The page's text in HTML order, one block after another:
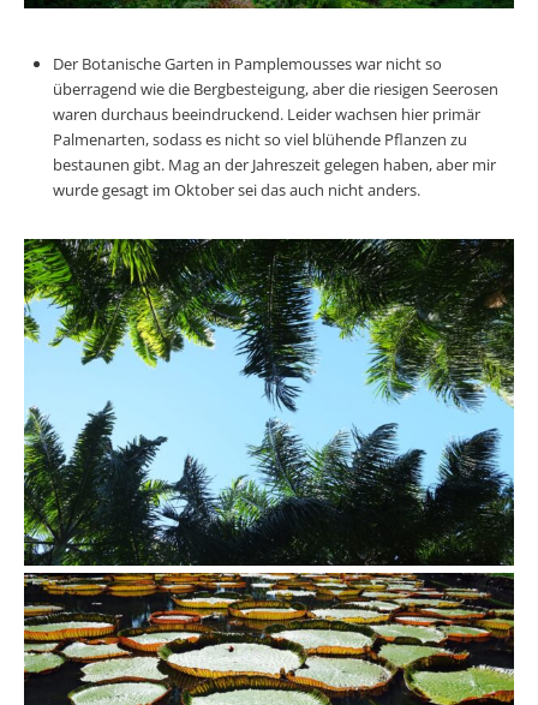
Der Botanische Garten in Pamplemousses war nicht so
überragend wie die Bergbesteigung, aber die riesigen Seerosen
waren durchaus beeindruckend. Leider wachsen hier primär
Palmenarten, sodass es nicht so viel blühende Pflanzen zu
bestaunen gibt. Mag an der Jahreszeit gelegen haben, aber mir
wurde gesagt im Oktober sei das auch nicht anders.